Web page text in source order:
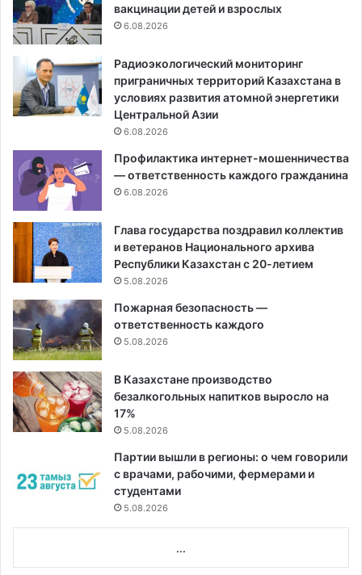
вакцинации детей и взрослых
6.08.2026
Радиоэкологический мониторинг
приграничных территорий Казахстана в
условиях развития атомной энергетики
Центральной Азии
6.08.2026
Профилактика интернет-мошенничества
— ответственность каждого гражданина
6.08.2026
Глава государства поздравил коллектив
и ветеранов Национального архива
Республики Казахстан с 20-летием
5.08.2026
Пожарная безопасность —
ответственность каждого
5.08.2026
В Казахстане производство
безалкогольных напитков выросло на
17%
5.08.2026
Партии вышли в регионы: о чем говорили
с врачами, рабочими, фермерами и
студентами
5.08.2026
...